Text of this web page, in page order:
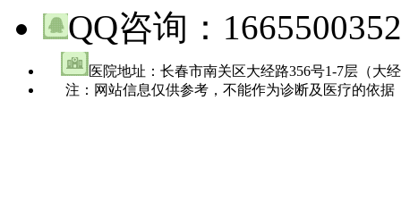
QQ咨询： 1665500352
医院地址：长春市南关区大经路356号1-7层（大
注：网站信息仅供参考，不能作为诊断及医疗的依据